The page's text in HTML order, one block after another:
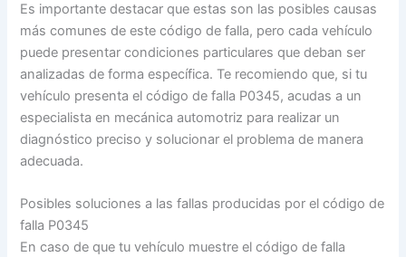
Es importante destacar que estas son las posibles causas
más comunes de este código de falla, pero cada vehículo
puede presentar condiciones particulares que deban ser
analizadas de forma específica. Te recomiendo que, si tu
vehículo presenta el código de falla P0345, acudas a un
especialista en mecánica automotriz para realizar un
diagnóstico preciso y solucionar el problema de manera
adecuada.
Posibles soluciones a las fallas producidas por el código de
falla P0345
En caso de que tu vehículo muestre el código de falla